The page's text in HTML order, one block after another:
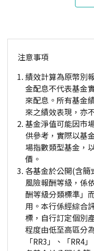
注意事項
績效計算為原幣別
金配息不代表基金
來配息。所有基金
來之績效表現，亦
基金淨值可能因市
供參考，實際以基
場指數類型基金，
價。
各基金於公開(含簡
風險報酬等級，係
酬等級分類標準」
用。本行係經綜合
標，自行訂定個別
程度由低至高區分
「RR3」、「RR4